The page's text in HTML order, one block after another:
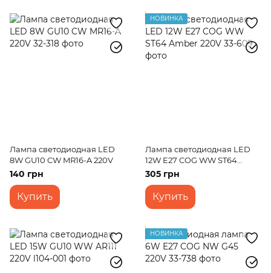
Лампа светодиодная LED
8W GU10 CW MR16-A 220V
140 грн
Купить
НОВИНКА
Лампа светодиодная LED
12W E27 COG WW ST64
Amber 220V
305 грн
Купить
НОВИНКА